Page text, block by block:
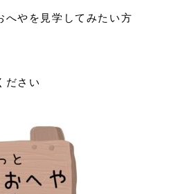
へやを見学してみたい方
ださい